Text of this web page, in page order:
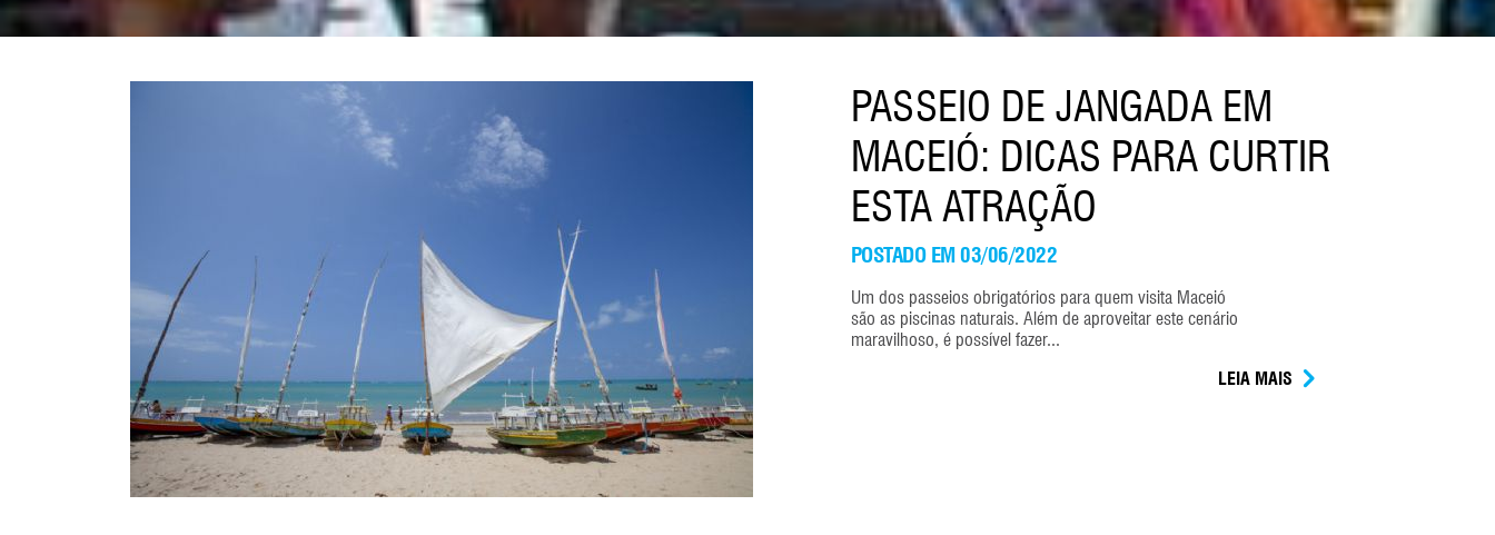
PASSEIO DE JANGADA EM
MACEIÓ: DICAS PARA CURTIR
ESTA ATRAÇÃO
POSTADO EM 03/06/2022
Um dos passeios obrigatórios para quem visita Maceió
são as piscinas naturais. Além de aproveitar este cenário
maravilhoso, é possível fazer...
LEIA MAIS